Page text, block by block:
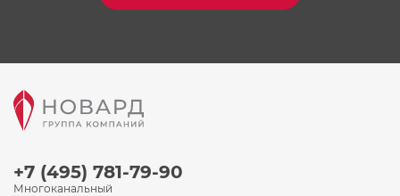
+7 (495) 781-79-90
Многоканальный